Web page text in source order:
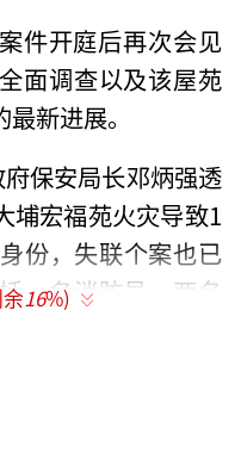
件开庭后再次会见
面调查以及该屋苑
新进展。
保安局长邓炳强透
埔宏福苑火灾导致1
份，失联个案也已
一名消防员、两名
16%)